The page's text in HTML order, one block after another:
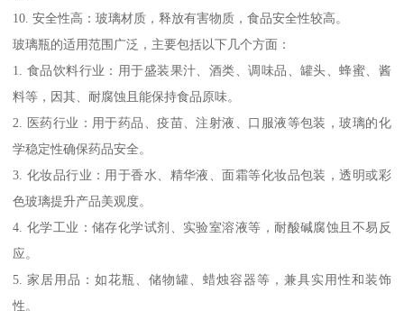
10. 安全性高：玻璃材质，释放有害物质，食品安全性较高。
玻璃瓶的适用范围广泛，主要包括以下几个方面：
1. 食品饮料行业：用于盛装果汁、酒类、调味品、罐头、蜂蜜、酱
料等，因其、耐腐蚀且能保持食品原味。
2. 医药行业：用于药品、疫苗、注射液、口服液等包装，玻璃的化
学稳定性确保药品安全。
3. 化妆品行业：用于香水、精华液、面霜等化妆品包装，透明或彩
色玻璃提升产品美观度。
4. 化学工业：储存化学试剂、实验室溶液等，耐酸碱腐蚀且不易反
应。
5. 家居用品：如花瓶、储物罐、蜡烛容器等，兼具实用性和装饰
性。